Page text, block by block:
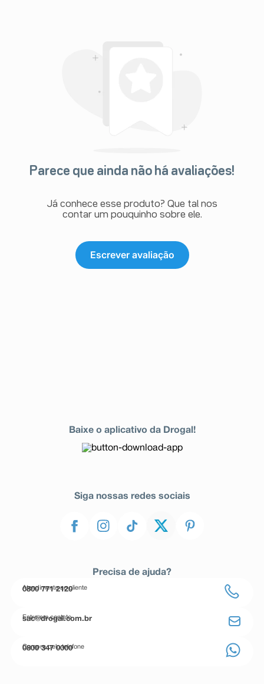
Parece que ainda não há avaliações!
Já conhece esse produto? Que tal nos
contar um pouquinho sobre ele.
Escrever avaliação
Baixe o aplicativo da Drogal!
Siga nossas redes sociais
Precisa de ajuda?
Atendimento ao cliente
0800 771 2120
Entre em contato
sac@drogal.com.br
Compre pelo telefone
0800 347 0000